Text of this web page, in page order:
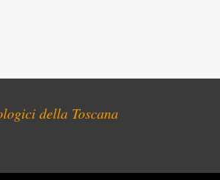
della Toscana